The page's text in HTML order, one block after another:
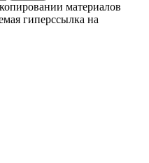
материалов
гиперссылка на